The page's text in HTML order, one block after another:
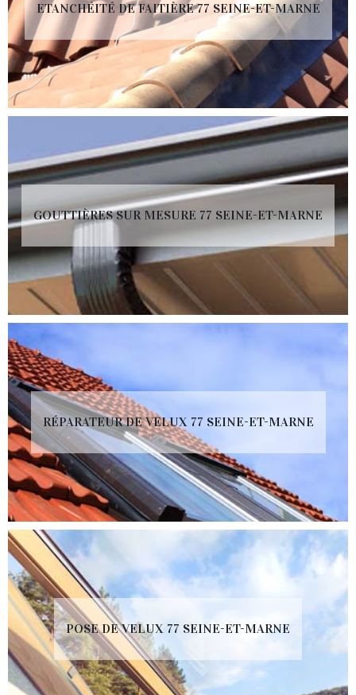
ETANCHÉITÉ DE FAITIÈRE 77 SEINE-ET-MARNE
GOUTTIÈRES SUR MESURE 77 SEINE-ET-MARNE
RÉPARATEUR DE VELUX 77 SEINE-ET-MARNE
POSE DE VELUX 77 SEINE-ET-MARNE